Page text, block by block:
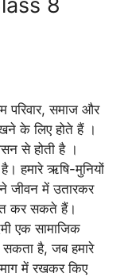
समाज और
के लिए होते हैं ।
से होती है ।
हमारे ऋषि-मुनियों
जीवन में उतारकर
कर सकते हैं।
एक सामाजिक
सकता है, जब हमारे
में रखकर किए